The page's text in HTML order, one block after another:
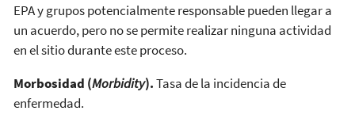
EPA y grupos potencialmente responsable pueden llegar a
un acuerdo, pero no se permite realizar ninguna actividad
en el sitio durante este proceso.
Morbosidad (Morbidity).Tasa de la incidencia de
enfermedad.